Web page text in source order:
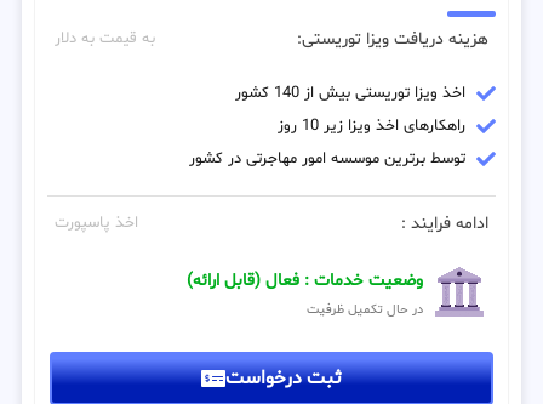
هزینه دریافت ویزا توریستی: به قیمت به دلار
اخذ ویزا توریستی بیش از 140 کشور
راهکارهای اخذ ویزا زیر 10 روز
توسط برترین موسسه امور مهاجرتی در کشور
ادامه فرایند : اخذ پاسپورت
وضعیت خدمات : فعال (قابل ارائه)
در حال تکمیل ظرفیت
ثبت درخواست